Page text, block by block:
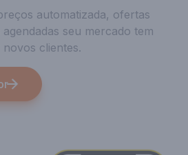
automatizada, ofertas
seu mercado tem
clientes.